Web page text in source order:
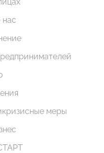
нас
меры